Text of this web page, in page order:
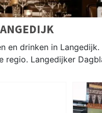
en drinken in
regio. Langedijker